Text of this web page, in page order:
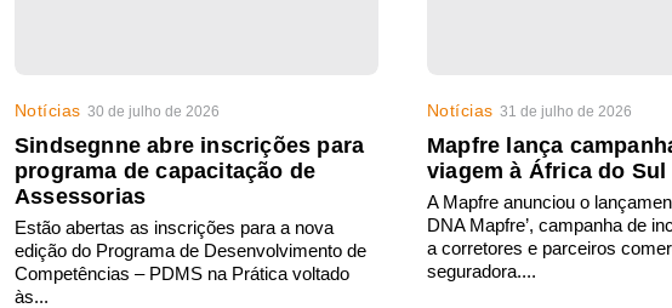
Notícias 30 de julho de 2026
Sindsegnne abre inscrições para
programa de capacitação de
Assessorias
Estão abertas as inscrições para a nova
edição do Programa de Desenvolvimento de
Competências – PDMS na Prática voltado
às...
Notícias 31 de julho de 2026
Mapfre lança
viagem à África do Sul
A Mapfre anunciou o
DNA Mapfre’, campanha de
a corretores e parceiros
seguradora....